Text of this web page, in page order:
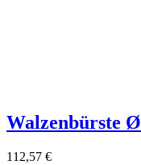
Walzenbürste
112,57 €